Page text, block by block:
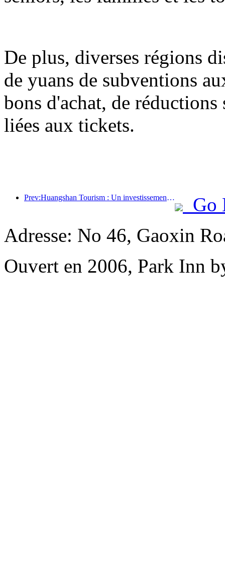
De plus, diverses régions
de yuans de subventions
bons d'achat, de
liées aux tickets.
Prev:Huangshan Tourism : Un investissement de 530 millions de yuans est prévu pour la rénovation des hôtels.
Go
Adresse: No 46, Gaoxin
Ouvert en 2006, Park Inn